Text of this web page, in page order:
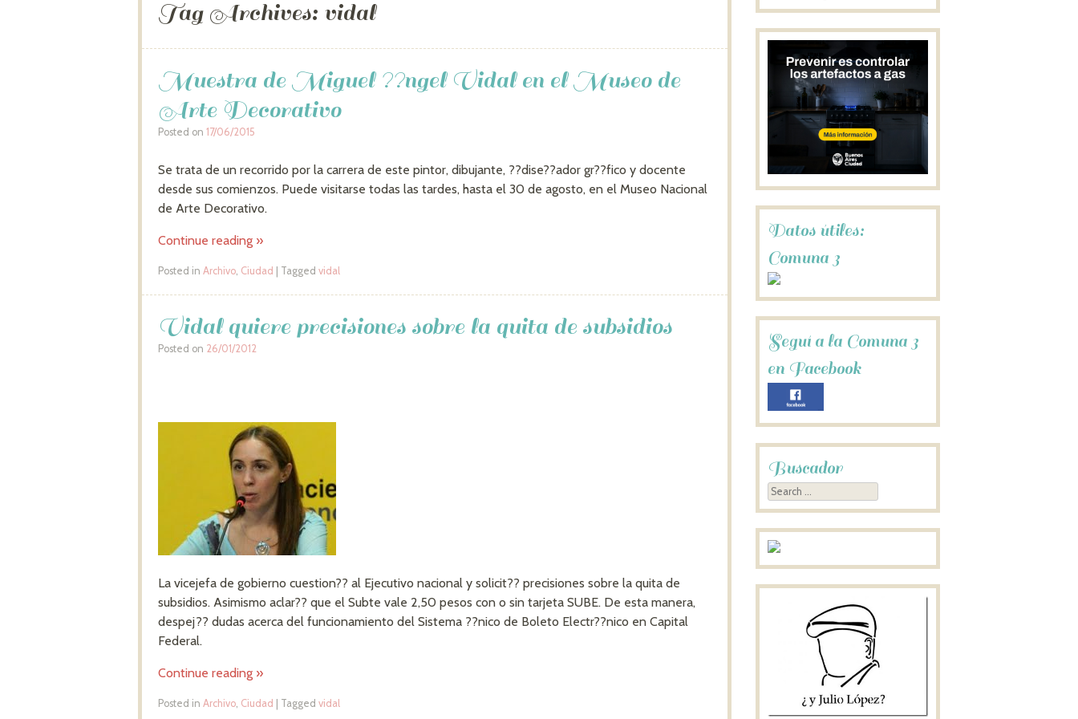
Tag Archives: vidal
Muestra de Miguel ??ngel Vidal en el Museo de
Arte Decorativo
Posted on 17/06/2015
Se trata de un recorrido por la carrera de este pintor, dibujante, ??dise??ador gr??fico y docente
desde sus comienzos. Puede visitarse todas las tardes, hasta el 30 de agosto, en el Museo Nacional
de Arte Decorativo.
Continue reading »
Posted in Archivo, Ciudad Tagged vidal
Vidal quiere precisiones sobre la quita de subsidios
Posted on 26/01/2012
La vicejefa de gobierno cuestion?? al Ejecutivo nacional y solicit?? precisiones sobre la quita de
subsidios. Asimismo aclar?? que el Subte vale 2,50 pesos con o sin tarjeta SUBE. De esta manera,
despej?? dudas acerca del funcionamiento del Sistema ??nico de Boleto Electr??nico en Capital
Federal.
Continue reading »
Posted in Archivo, Ciudad Tagged vidal
Datos útiles:
Comuna 3
Seguí a la Comuna 3
en Facebook
Buscador
Search